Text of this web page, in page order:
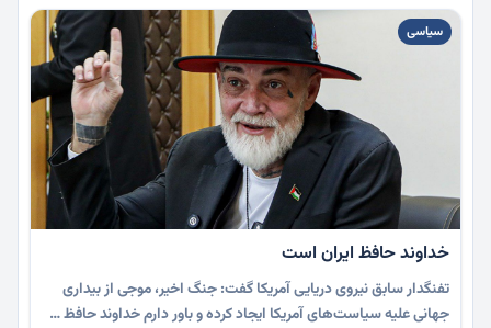
سیاسی
خداوند حافظ ایران است
تفنگدار سابق نیروی دریایی آمریکا گفت: جنگ اخیر، موجی از بیداری
جهانی علیه سیاست‌های آمریکا ایجاد کرده و باور دارم خداوند حافظ …